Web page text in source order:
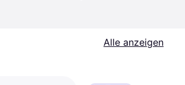
Alle anzeigen